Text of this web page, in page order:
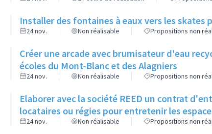
Installer des fontaines à eaux vers les skates
24 nov. Non réalisable Propositions non
Créer une arcade avec brumisateur d'eau
écoles du Mont-Blanc et des Alagniers
24 nov. Non réalisable Propositions non
Elaborer avec la société REED un contrat
locataires ou régies pour entretenir les
24 nov. Non réalisable Propositions non